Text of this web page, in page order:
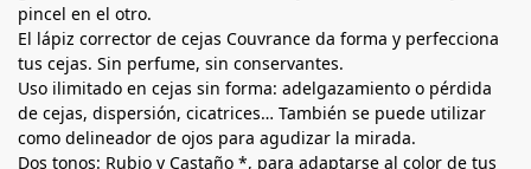
pincel en el otro.
El lápiz corrector de cejas Couvrance da forma y perfecciona
tus cejas. Sin perfume, sin conservantes.
Uso ilimitado en cejas sin forma: adelgazamiento o pérdida
de cejas, dispersión, cicatrices… También se puede utilizar
como delineador de ojos para agudizar la mirada.
Dos tonos: Rubio y Castaño *, para adaptarse al color de tus